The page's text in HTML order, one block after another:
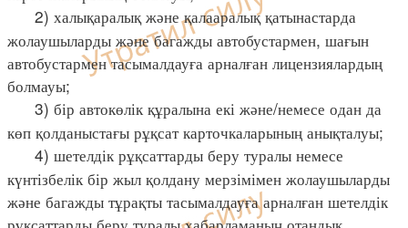
2) халықаралық және қалааралық қатынастарда
жолаушыларды және багажды автобустармен, шағын
автобустармен тасымалдауға арналған лицензиялардың
болмауы;
3) бір автокөлік құралына екі және/немесе одан да
көп қолданыстағы рұқсат карточкаларының анықталуы;
4) шетелдік рұқсаттарды беру туралы немесе
күнтізбелік бір жыл қолдану мерзімімен жолаушыларды
және багажды тұрақты тасымалдауға арналған шетелдік